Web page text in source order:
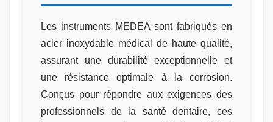
Les instruments MEDEA sont fabriqués en
acier inoxydable médical de haute qualité,
assurant une durabilité exceptionnelle et
une résistance optimale à la corrosion.
Conçus pour répondre aux exigences des
professionnels de la santé dentaire, ces